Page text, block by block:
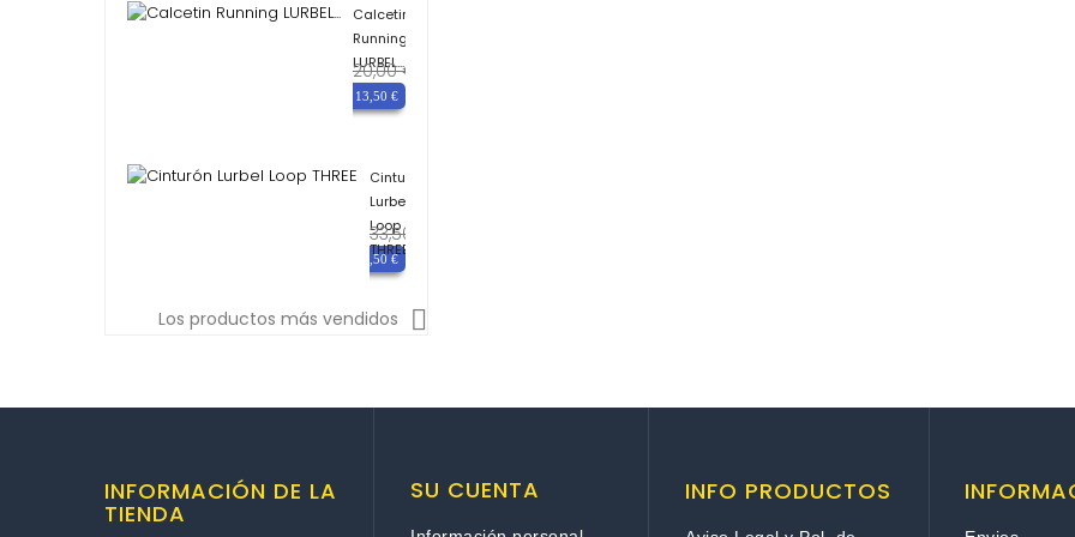
Calcetin
Running
LURBEL...
Precio
base
20,00 €
Precio
13,50 €
Cinturón
Lurbel
Loop
THREE
Precio
base
33,50 €
Precio
29,50 €
Los productos más vendidos 
INFORMACIÓN DE LA
TIENDA
SU CUENTA INFO PRODUCTOS